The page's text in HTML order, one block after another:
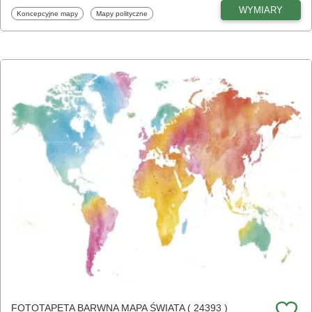
Fototapety
Koncepcyjne mapy Fototapety
Mapy polityczne WYMIARY
FOTOTAPETA BARWNA MAPA ŚWIATA ( 24393 )